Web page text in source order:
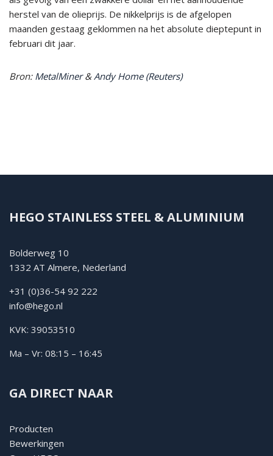
herstel van de olieprijs. De nikkelprijs is de afgelopen
maanden gestaag geklommen na het absolute dieptepunt in
februari dit jaar.
Bron: MetalMiner&Andy Home (Reuters)
HEGO STAINLESS STEEL & ALUMINIUM
Bolderweg 10
1332 AT Almere, Nederland
+31 (0)36-54 92 222
info@hego.nl
KVK: 39053510
Ma – Vr: 08:15 – 16:45
GA DIRECT NAAR
Producten
Bewerkingen